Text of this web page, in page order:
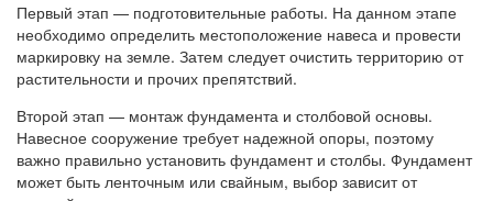
Первый этап — подготовительные работы. На данном этапе
необходимо определить местоположение навеса и провести
маркировку на земле. Затем следует очистить территорию от
растительности и прочих препятствий.
Второй этап — монтаж фундамента и столбовой основы.
Навесное сооружение требует надежной опоры, поэтому
важно правильно установить фундамент и столбы. Фундамент
может быть ленточным или свайным, выбор зависит от